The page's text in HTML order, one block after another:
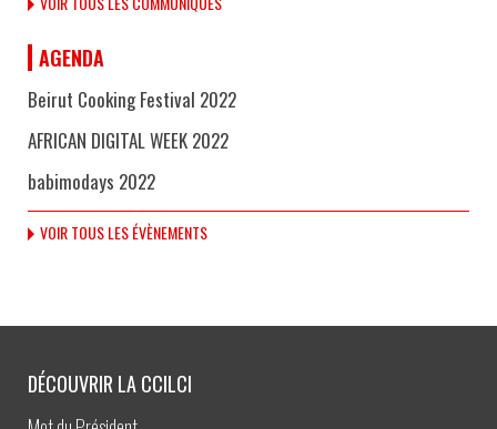
AGENDA
Beirut Cooking Festival 2022
AFRICAN DIGITAL WEEK 2022
babimodays 2022
VOIR TOUS LES ÉVÈNEMENTS
DÉCOUVRIR LA CCILCI